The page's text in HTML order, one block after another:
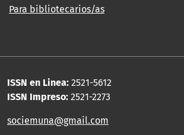
Para bibliotecarios/as
ISSN en Linea: 2521-5612
ISSN Impreso: 2521-2273
sociemuna@gmail.com